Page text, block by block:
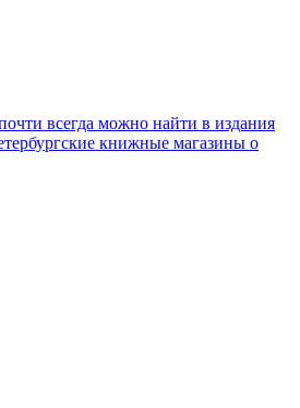
всегда можно найти в издания
книжные магазины о